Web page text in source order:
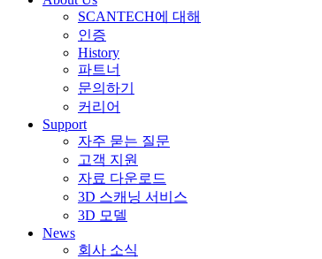
SCANTECH에 대해
인증
History
파트너
문의하기
커리어
Support
자주 묻는 질문
고객 지원
자료 다운로드
3D 스캐닝 서비스
3D 모델
News
회사 소식